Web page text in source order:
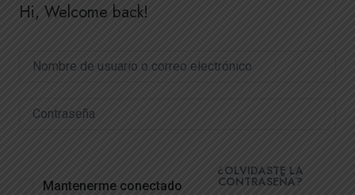
Hi, Welcome back!
Mantenerme conectado
¿OLVIDASTE LA
CONTRASEÑA?